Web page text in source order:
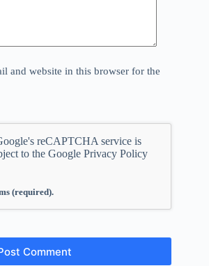
and website in this browser for the
reCAPTCHA service is
to the Google Privacy Policy
(required).
Comment